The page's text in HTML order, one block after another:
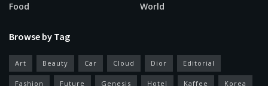
Food
World
Browse by Tag
Art Beauty Car Cloud Dior Editorial
Fashion Future Genesis Hotel Kaffee Korea